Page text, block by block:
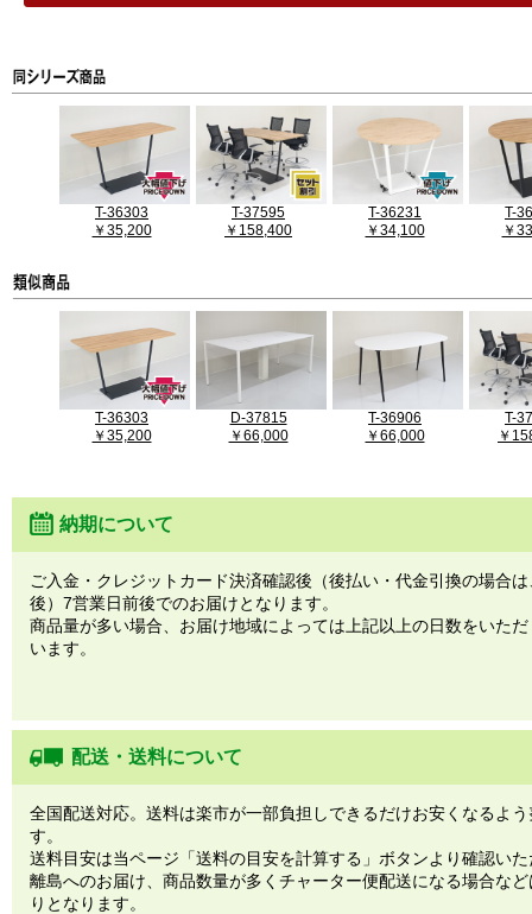
T-36303
￥35,200
T-37595
￥158,400
T-36231
￥34,100
T-
￥
T-36303
￥35,200
D-37815
￥66,000
T-36906
￥66,000
T-
￥
納期について
ご入金・クレジットカード決済確認後（後払い・代金引換の場合
後）7営業日前後でのお届けとなります。
商品量が多い場合、お届け地域によっては上記以上の日数をいた
います。
配送・送料について
全国配送対応。送料は楽市が一部負担しできるだけお安くなるよ
す。
送料目安は当ページ「送料の目安を計算する」ボタンより確認い
離島へのお届け、商品数量が多くチャーター便配送になる場合な
りとなります。